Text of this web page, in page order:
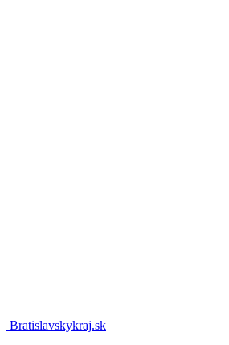
Bratislavskykraj.sk